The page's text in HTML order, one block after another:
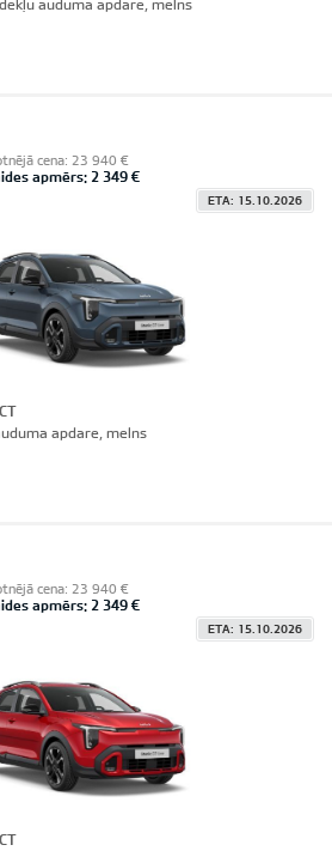
auduma apdare, melns
cena: 23 940 €
apmērs: 2 349 €
ETA: 15.10.2026
apdare, melns
cena: 23 940 €
apmērs: 2 349 €
ETA: 15.10.2026